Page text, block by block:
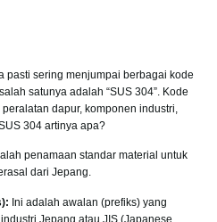
pasti sering menjumpai berbagai kode
satunya adalah “SUS 304”. Kode
dapur, komponen industri,
304 artinya apa?
penamaan standar material untuk
dari Jepang.
Ini adalah awalan (prefiks) yang
Jepang atau JIS (Japanese